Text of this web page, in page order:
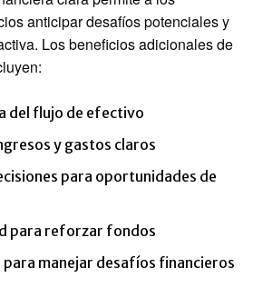
anticipar desafíos potenciales y
Los beneficios adicionales de
del flujo de efectivo
y gastos claros
para oportunidades de
para reforzar fondos
manejar desafíos financieros